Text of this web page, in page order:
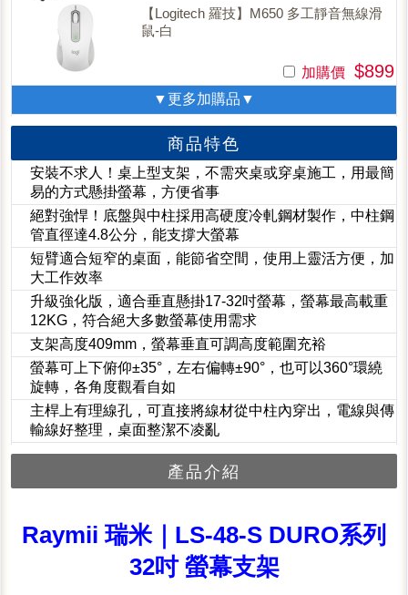
【Logitech 羅技】M650 多工靜音無線滑
鼠-白
加購價 $899
▼更多加購品▼
商品特色
安裝不求人！桌上型支架，不需夾桌或穿桌施工，用最簡
易的方式懸掛螢幕，方便省事
絕對強悍！底盤與中柱採用高硬度冷軋鋼材製作，中柱鋼
管直徑達4.8公分，能支撐大螢幕
短臂適合短窄的桌面，能節省空間，使用上靈活方便，加
大工作效率
升級強化版，適合垂直懸掛17-32吋螢幕，螢幕最高載重
12KG，符合絕大多數螢幕使用需求
支架高度409mm，螢幕垂直可調高度範圍充裕
螢幕可上下俯仰±35°，左右偏轉±90°，也可以360°環繞
旋轉，各角度觀看自如
主桿上有理線孔，可直接將線材從中柱內穿出，電線與傳
輸線好整理，桌面整潔不凌亂
產品介紹
Raymii 瑞米｜LS-48-S DURO系列
32吋 螢幕支架